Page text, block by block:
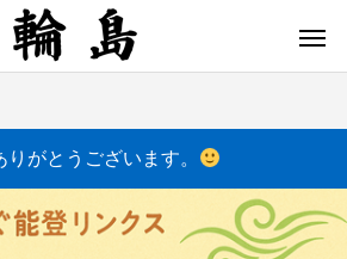
がとうございます。